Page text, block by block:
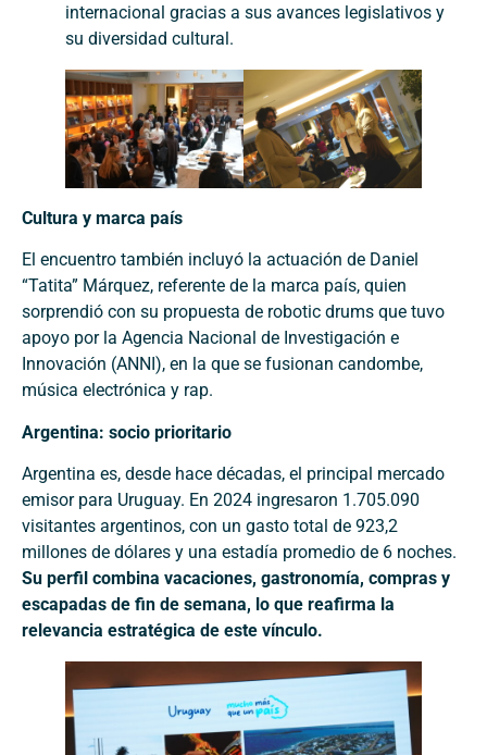
internacional gracias a sus avances legislativos y
su diversidad cultural.
Cultura y marca país
El encuentro también incluyó la actuación de Daniel
“Tatita” Márquez, referente de la marca país, quien
sorprendió con su propuesta de robotic drums que tuvo
apoyo por la Agencia Nacional de Investigación e
Innovación (ANNI), en la que se fusionan candombe,
música electrónica y rap.
Argentina: socio prioritario
Argentina es, desde hace décadas, el principal mercado
emisor para Uruguay. En 2024 ingresaron 1.705.090
visitantes argentinos, con un gasto total de 923,2
millones de dólares y una estadía promedio de 6 noches.
Su perfil combina vacaciones, gastronomía, compras y
escapadas de fin de semana, lo que reafirma la
relevancia estratégica de este vínculo.